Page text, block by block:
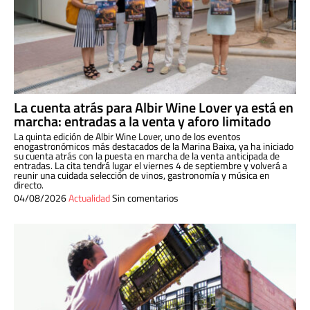
La cuenta atrás para Albir Wine Lover ya está en
marcha: entradas a la venta y aforo limitado
La quinta edición de Albir Wine Lover, uno de los eventos
enogastronómicos más destacados de la Marina Baixa, ya ha iniciado
su cuenta atrás con la puesta en marcha de la venta anticipada de
entradas. La cita tendrá lugar el viernes 4 de septiembre y volverá a
reunir una cuidada selección de vinos, gastronomía y música en
directo.
04/08/2026ActualidadSin comentarios